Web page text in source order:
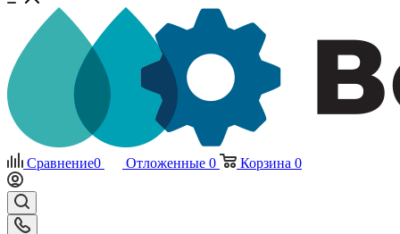
Сравнение0 Отложенные 0 Корзина 0